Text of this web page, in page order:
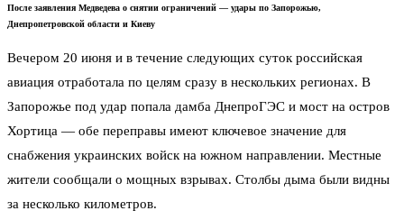
После заявления Медведева о снятии ограничений — удары по Запорожью,
Днепропетровской области и Киеву
Вечером 20 июня и в течение следующих суток российская
авиация отработала по целям сразу в нескольких регионах. В
Запорожье под удар попала дамба ДнепроГЭС и мост на остров
Хортица — обе переправы имеют ключевое значение для
снабжения украинских войск на южном направлении. Местные
жители сообщали о мощных взрывах. Столбы дыма были видны
за несколько километров.